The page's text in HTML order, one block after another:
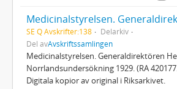
SE Q Avskrifter:138
Delarkiv
Del avAvskriftssamlingen
Medicinalstyrelsen. Generaldirektören
Norrlandsundersökning 1929. (RA
Digitala kopior av original i Riksarkivet.